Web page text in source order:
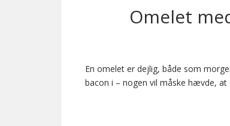
Omelet
En omelet er dejlig, både som
bacon i – nogen vil måske hævde,